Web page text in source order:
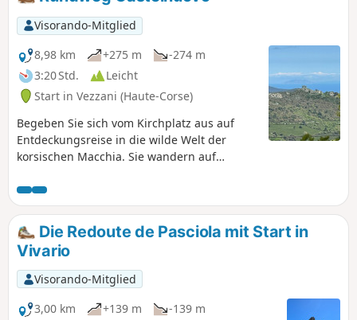
Genießen Sie die herrlichen Ausblicke,
die Ihnen den Atem rauben werden.
Visorando-Mitglied
8,98 km
+275 m
-274 m
3:20 Std.
Leicht
Start in Vezzani (Haute-Corse)
Begeben Sie sich vom Kirchplatz aus auf
Entdeckungsreise in die wilde Welt der
korsischen Macchia. Sie wandern auf
und Schafherden treffen, auf dem
Bergrücken, der die Täler von Tavignanu
und Tagnone trennt. Genießen Sie die
außergewöhnlichen Ausblicke auf die
umliegenden Bergketten und die Insel
Monte Cristo.
Die Redoute de Pasciola mit Start in
Vivario
Visorando-Mitglied
3,00 km
+139 m
-139 m